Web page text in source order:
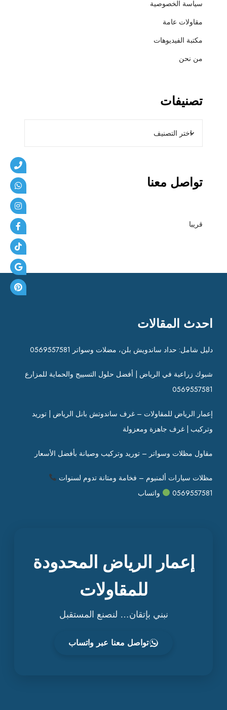
سياسة الخصوصية
مقاولات عامة
مكتبة الفيديوهات
من نحن
تصنيفات
تواصل معنا
قريبا
احدث المقالات
دليل شامل: حداد ساندويش بلن، مضلات وسواتر 0569557581
شبوك زراعية في الرياض | أفضل حلول التسييج والحماية للمزارع
0569557581
إعمار الرياض للمقاولات – غرف ساندوتش بانل الرياض | توريد
وتركيب | غرف جاهزة ومعزولة
مقاول مظلات وسواتر – توريد وتركيب وصيانة بأفضل الأسعار
مظلات سيارات ألمنيوم – فخامة ومتانة تدوم لسنوات
0569557581
واتساب
إعمار الرياض المحدودة
للمقاولات
نبني بإتقان… لنصنع المستقبل
تواصل معنا عبر واتساب